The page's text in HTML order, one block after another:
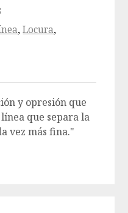
,Locura,
y opresión que
que separa la
vez más fina."